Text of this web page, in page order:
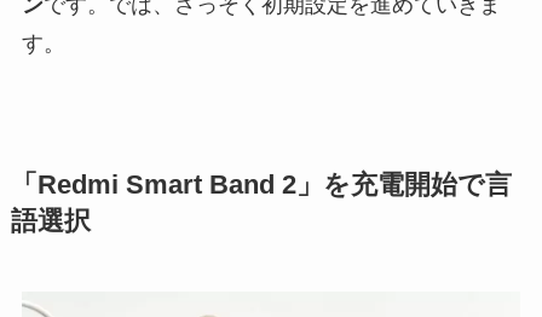
す。
「Redmi Smart Band 2」を充電開始で言
語選択